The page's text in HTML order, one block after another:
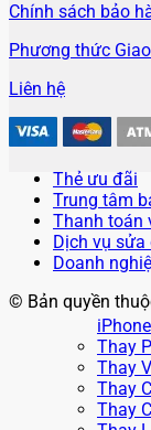
Chính sách bảo
Phương thức
Liên hệ
Thẻ ưu đãi
Trung tâm
Thanh toán
Dịch vụ
Doanh
© Bản quyền
iPhone
Thay
Thay
Thay
Thay